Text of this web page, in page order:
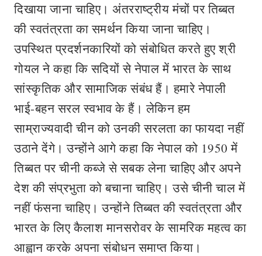
दिखाया जाना चाहिए। अंतरराष्ट्रीय मंचों पर तिब्बत
की स्वतंत्रता का समर्थन किया जाना चाहिए।
उपस्थित प्रदर्शनकारियों को संबोधित करते हुए श्री
गोयल ने कहा कि सदियों से नेपाल में भारत के साथ
सांस्कृतिक और सामाजिक संबंध हैं। हमारे नेपाली
भाई-बहन सरल स्वभाव के हैं। लेकिन हम
साम्राज्यवादी चीन को उनकी सरलता का फायदा नहीं
उठाने देंगे। उन्होंने आगे कहा कि नेपाल को 1950 में
तिब्बत पर चीनी कब्जे से सबक लेना चाहिए और अपने
देश की संप्रभुता को बचाना चाहिए। उसे चीनी चाल में
नहीं फंसना चाहिए। उन्होंने तिब्बत की स्वतंत्रता और
भारत के लिए कैलाश मानसरोवर के सामरिक महत्व का
आह्वान करके अपना संबोधन समाप्त किया।